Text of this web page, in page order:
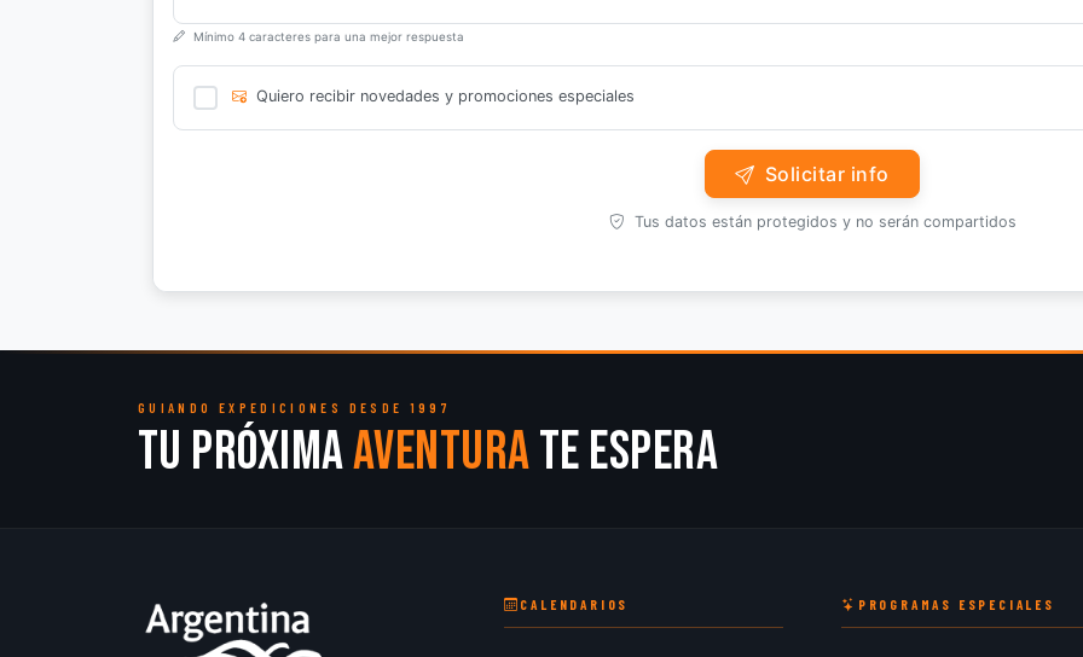
Mínimo 4 caracteres para una mejor respuesta
Quiero recibir novedades y promociones especiales
Solicitar info
Tus datos están protegidos y no serán compartidos
GUIANDO EXPEDICIONES DESDE 1997
Tu próximaaventurate espera
CALENDARIOS PROGRAMAS ESPECIALES